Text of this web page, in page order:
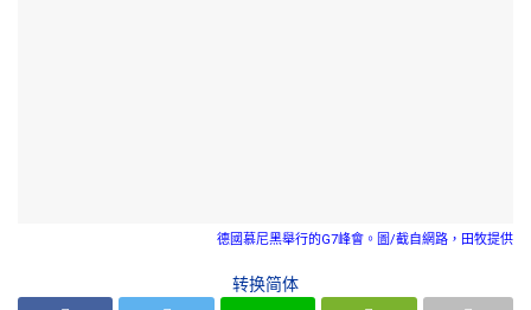
德國慕尼黑舉行的G7峰會。圖/截自網路，田牧提供
转换简体